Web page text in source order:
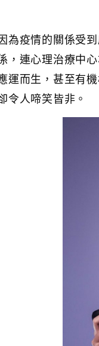
為疫情的關係受
，連心理治療中
運而生，甚至有
令人啼笑皆非。